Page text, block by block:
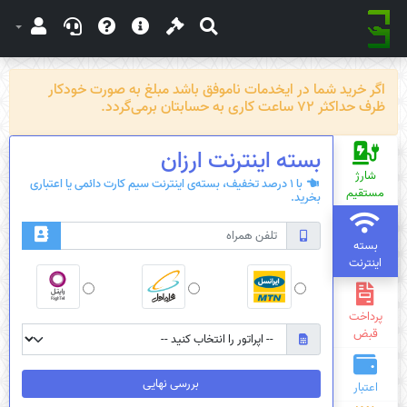
اگر خرید شما در ایخدمات ناموفق باشد مبلغ به صورت خودکار
ظرف حداکثر 72 ساعت کاری به حسابتان برمی‌گردد.
شارژ
مستقیم
بسته
اینترنت
پرداخت
قبض
اعتبار
بسته‌ اینترنت ارزان
با 1 درصد تخفیف، بسته‌ی اینترنت سیم کارت دائمی یا اعتباری
بخرید.
بررسی نهایی